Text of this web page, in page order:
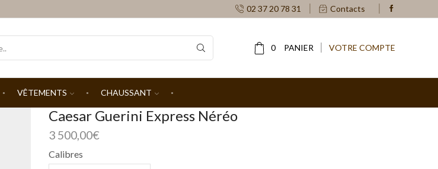
02 37 20 78 31 Contacts
0 PANIER VOTRE COMPTE
VÊTEMENTS CHAUSSANT
Caesar Guerini Express Néréo
3 500,00€
Calibres